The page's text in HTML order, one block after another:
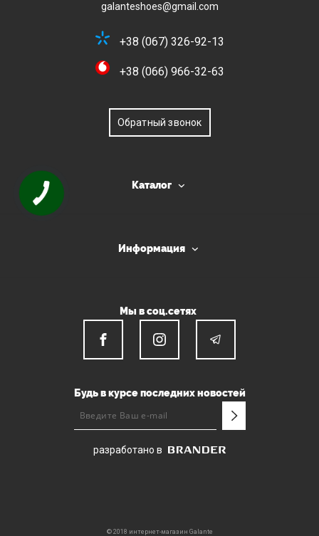
galanteshoes@gmail.com
+38 (067) 326-92-13
+38 (066) 966-32-63
Обратный звонок
Каталог
Информация
Мы в соц.сетях
Будь в курсе последних новостей
разработано в
© 2018 интернет-магазин Galante